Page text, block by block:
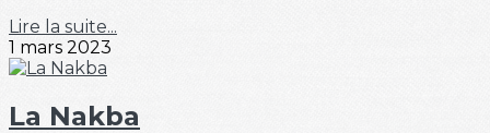
Lire la suite...
1 mars 2023
La Nakba